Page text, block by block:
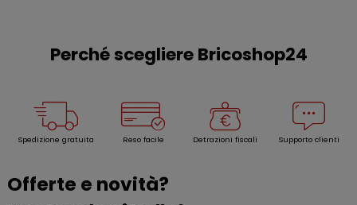
Perché scegliere Bricoshop24
Spedizione gratuita Reso facile Detrazioni fiscali Supporto clienti
Offerte e novità?